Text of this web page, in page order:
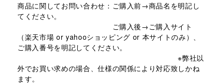
商品に関してお問い合わせ：ご購入前→商品名を明記し
てください。
ご購入後→ご購入サイト
（楽天市場 or yahooショッピング or 本サイトのみ）、
ご購入番号を明記してください。
※弊社以
外でお買い求めの場合、仕様の関係により対応致しかね
ます。